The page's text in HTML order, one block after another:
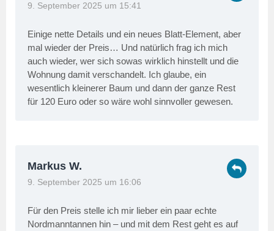
9. September 2025 um 15:41
Einige nette Details und ein neues Blatt-Element, aber
mal wieder der Preis… Und natürlich frag ich mich
auch wieder, wer sich sowas wirklich hinstellt und die
Wohnung damit verschandelt. Ich glaube, ein
wesentlich kleinerer Baum und dann der ganze Rest
für 120 Euro oder so wäre wohl sinnvoller gewesen.
Markus W.
9. September 2025 um 16:06
Für den Preis stelle ich mir lieber ein paar echte
Nordmanntannen hin – und mit dem Rest geht es auf